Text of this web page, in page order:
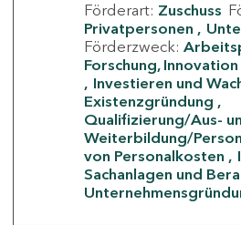
Förderart: Zuschuss
Privatpersonen
Förderzweck:
Forschung,
Investieren und
Existenzgründung
Qualifizierung/Aus-
Weiterbildung/
von Personalkosten
Sachanlagen und